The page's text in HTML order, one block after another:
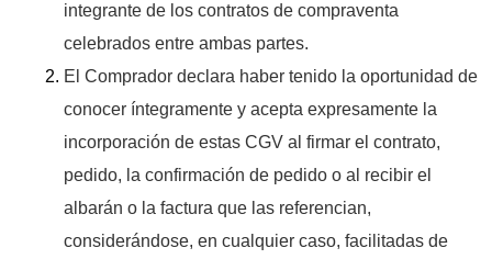
integrante de los contratos de compraventa
celebrados entre ambas partes.
El Comprador declara haber tenido la oportunidad de
conocer íntegramente y acepta expresamente la
incorporación de estas CGV al firmar el contrato,
pedido, la confirmación de pedido o al recibir el
albarán o la factura que las referencian,
considerándose, en cualquier caso, facilitadas de